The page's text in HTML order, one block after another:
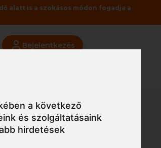
a következő
és szolgáltatásaink
hirdetések
alatt is a szokásos módon fogadja a
Bejelentkezés